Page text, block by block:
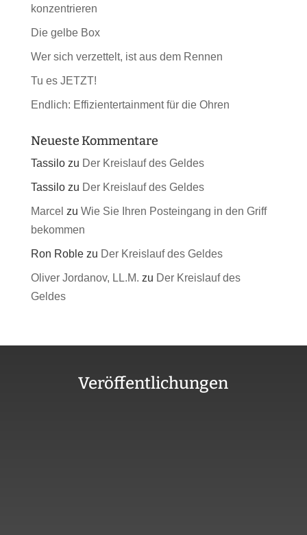
konzentrieren
Die gelbe Box
Wer sich verzettelt, ist aus dem Rennen
Tu es JETZT!
Endlich: Effizientertainment für die Ohren
Neueste Kommentare
Tassilozu Der Kreislauf des Geldes
Tassilozu Der Kreislauf des Geldes
Marcel zu Wie Sie Ihren Posteingang in den Griff
bekommen
Ron Roblezu Der Kreislauf des Geldes
Oliver Jordanov, LL.M. zu Der Kreislauf des
Geldes
Veröffentlichungen